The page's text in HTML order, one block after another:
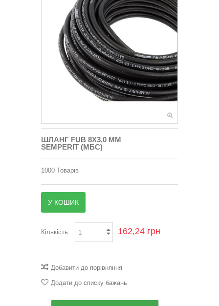
ШЛАНГ FUB 8X3,0 MM
SEMPERIT (МБС)
1000 Товарів
У КОШИК
Кількість: 162,24 грн
Добавити до порівняння
Додати до списку бажань